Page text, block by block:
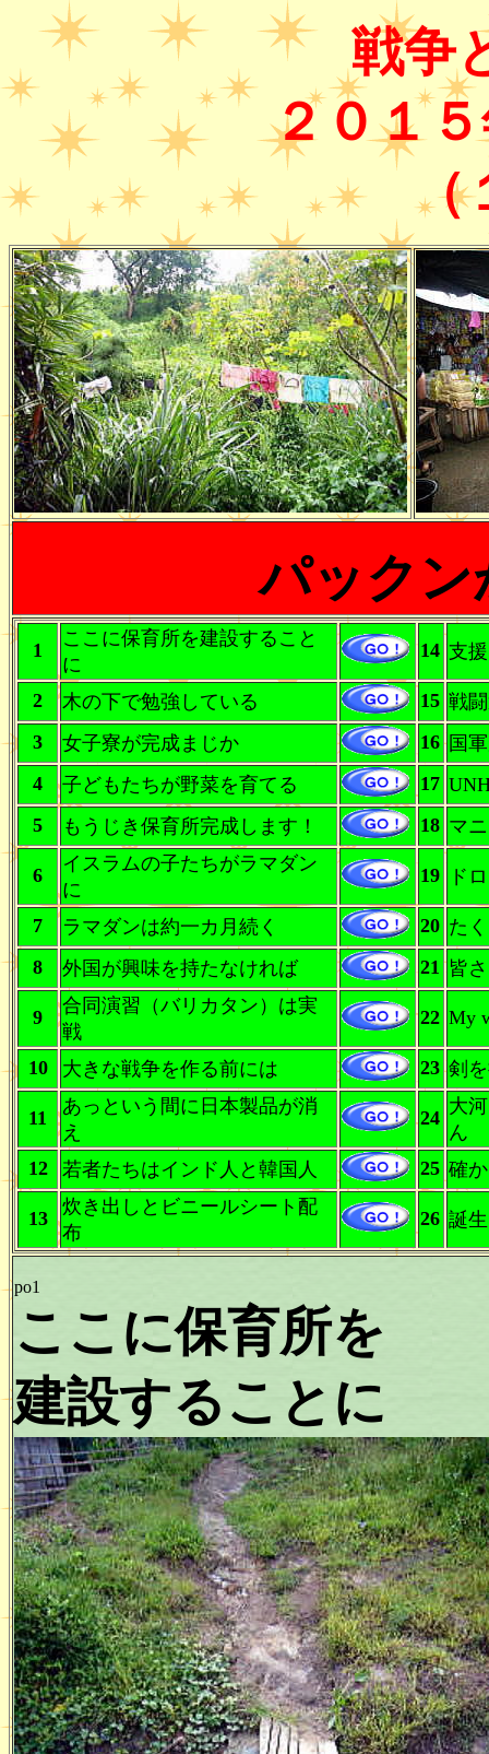
戦争
２０１
（
パックン
1
ここに保育所を建設すること
に
14 支
2 木の下で勉強している 15 戦
3
女子寮が完成まじか 16 国
4
子どもたちが野菜を育てる 17
5
もうじき保育所完成します！ 18 マ
6
イスラムの子たちがラマダン
に
19 ド
7 ラマダンは約一カ月続く 20 た
8
外国が興味を持たなければ 21 皆
9
合同演習（バリカタン）は実
戦
22 My
10 大きな戦争を作る前には 23 剣
11
あっという間に日本製品が消
え
24
大
ん
12
若者たちはインド人と韓国人 25 確
13
炊き出しとビニールシート配
布
26 誕
po1
ここに保育所を
建設することに